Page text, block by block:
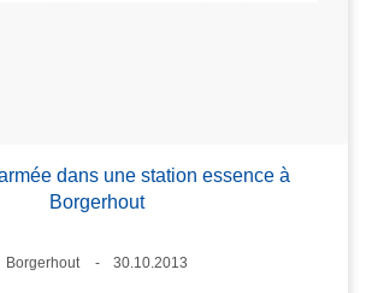
dans une station essence à
Borgerhout
Lieux
Borgerhout
30.10.2013